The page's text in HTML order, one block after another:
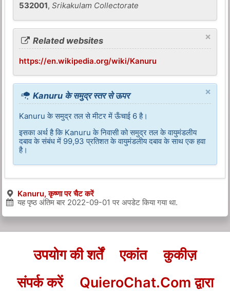
532001,Srikakulam Collectorate
×
Related websites
https://en.wikipedia.org/wiki/Kanuru
×
Kanuru के समुद्र स्तर से ऊपर
Kanuru के समुद्र तल से मीटर में ऊँचाई 6 है।
इसका अर्थ है कि Kanuru के निवासी को समुद्र तल के वायुमंडलीय
दबाव के संबंध में 99,93 प्रतिशत के वायुमंडलीय दबाव के साथ एक हवा
है।
Kanuru, कृष्णा पर चैट करें
यह पृष्ठ अंतिम बार 2022-09-01 पर अपडेट किया गया था.
उपयोग की शर्तें एकांत
कुकीज़
संपर्क करें
QuieroChat.Com द्वारा